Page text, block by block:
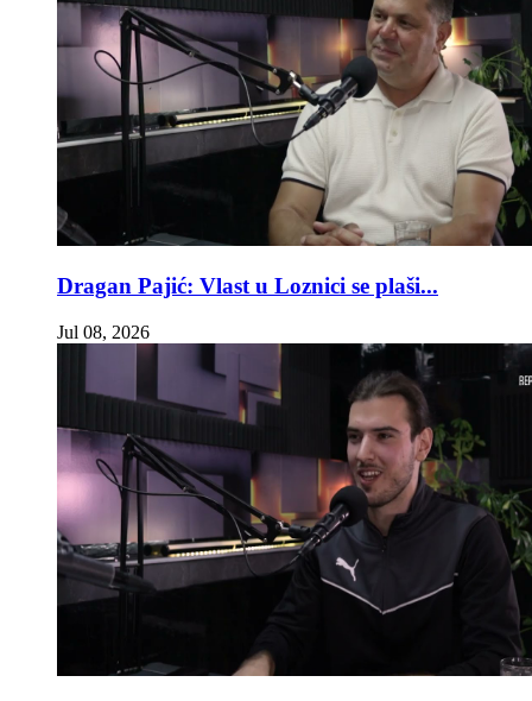
Dragan Pajić: Vlast u Loznici se plaši...
Jul 08, 2026